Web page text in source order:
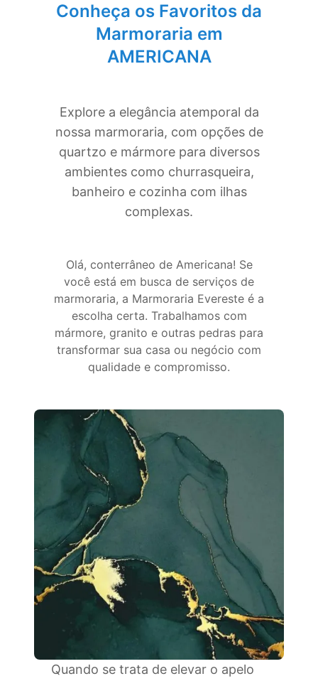
Conheça os Favoritos da
Marmoraria em
AMERICANA
Explore a elegância atemporal da
nossa marmoraria, com opções de
quartzo e mármore para diversos
ambientes como churrasqueira,
banheiro e cozinha com ilhas
complexas.
Olá, conterrâneo de Americana! Se
você está em busca de serviços de
marmoraria, a Marmoraria Evereste é a
escolha certa. Trabalhamos com
mármore, granito e outras pedras para
transformar sua casa ou negócio com
qualidade e compromisso.
Quando se trata de elevar o apelo